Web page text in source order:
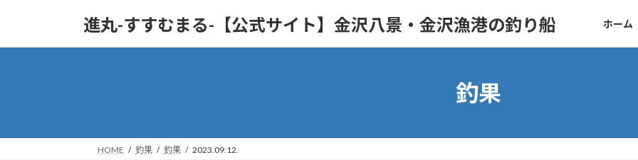
進丸-すすむまる-【公式サイト】金沢八景・金沢漁港の釣り船 ホーム
釣果
HOME 釣果 釣果 2023.09.12.